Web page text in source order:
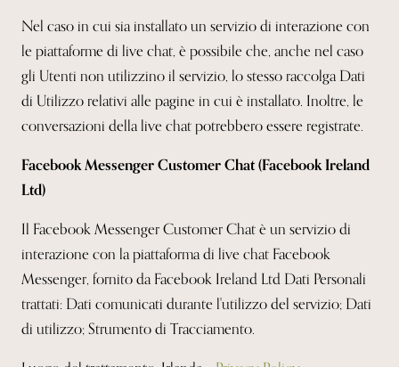
Nel caso in cui sia installato un servizio di interazione con
le piattaforme di live chat, è possibile che, anche nel caso
gli Utenti non utilizzino il servizio, lo stesso raccolga Dati
di Utilizzo relativi alle pagine in cui è installato. Inoltre, le
conversazioni della live chat potrebbero essere registrate.
Facebook Messenger Customer Chat (Facebook Ireland
Ltd)
Il Facebook Messenger Customer Chat è un servizio di
interazione con la piattaforma di live chat Facebook
Messenger, fornito da Facebook Ireland Ltd Dati Personali
trattati: Dati comunicati durante l'utilizzo del servizio; Dati
diutilizzo; Strumento di Tracciamento.